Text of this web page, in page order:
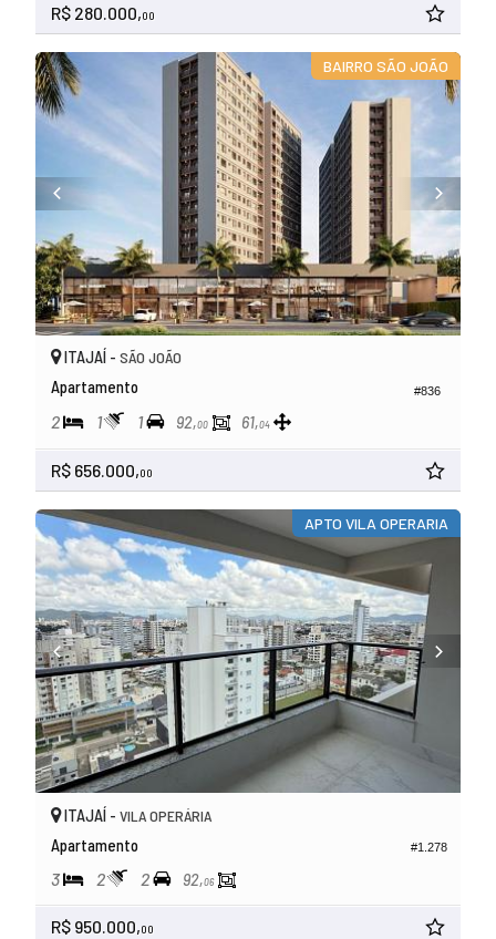
R$ 280.000,00
BAIRRO SÃO JOÃO
#836
ITAJAÍ - SÃO JOÃO
Apartamento
2 1 1 92,00 61,04
R$ 656.000,00
APTO VILA OPERARIA
#1.278
ITAJAÍ - VILA OPERÁRIA
Apartamento
3 2 2 92,06
R$ 950.000,00